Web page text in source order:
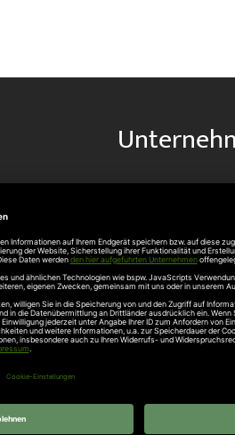
Hersteller
Hörmann Türen
Hörmann